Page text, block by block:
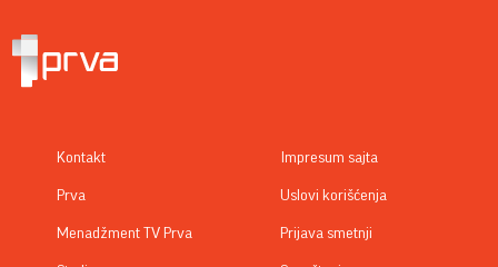
Kontakt
Prva
Menadžment TV Prva
Impresum sajta
Uslovi korišćenja
Prijava smetnji